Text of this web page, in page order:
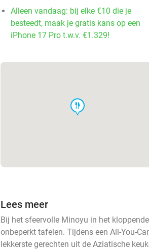
Alleen vandaag: bij elke €10 die je
besteedt, maak je gratis kans op een
iPhone 17 Pro t.w.v. €1.329!
food
Lees meer
Bij het sfeervolle Minoyu in het
onbeperkt tafelen. Tijdens een All-You-
lekkerste gerechten uit de Aziatische